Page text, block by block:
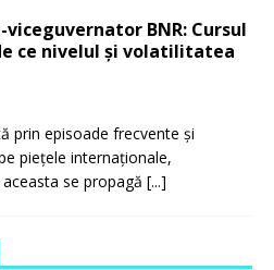
BNR: Cursul
ce nivelul și volatilitatea
prin episoade frecvente și
piețele internaționale,
se propagă [...]